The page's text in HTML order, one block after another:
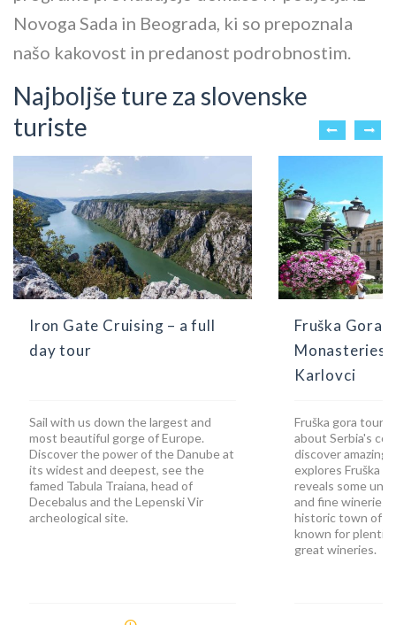
Novoga Sada in Beograda, ki so prepoznala
našo kakovost in predanost podrobnostim.
Najboljše ture za slovenske
turiste
Iron Gate Cruising – a full
day tour
Sail with us down the largest and
most beautiful gorge of Europe.
Discover the power of the Danube at
its widest and deepest, see the
famed Tabula Traiana, head of
Decebalus and the Lepenski Vir
archeological site.
Fruška Gora
Monasteries
Karlovci
Fruška gora tour
about Serbia's
discover amazing
explores Fruška
reveals some
and fine wineries,
historic town of
known for
great wineries.